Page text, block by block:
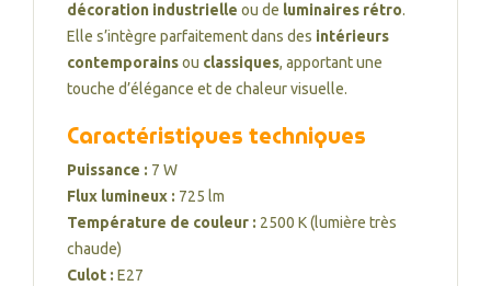
décoration industrielle ou de luminaires rétro.
Elle s’intègre parfaitement dans des intérieurs
contemporainsou classiques, apportant une
touche d’élégance et de chaleur visuelle.
Caractéristiques techniques
Puissance : 7 W
Flux lumineux : 725 lm
Température de couleur : 2500 K (lumière très
chaude)
Culot : E27